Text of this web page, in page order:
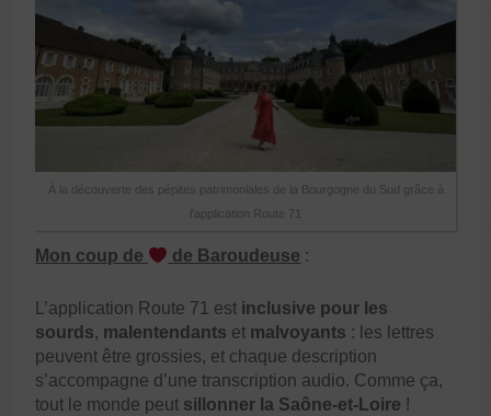
À la découverte des pépites patrimoniales de la Bourgogne du Sud grâce à
l’application Route 71
Mon coup de de Baroudeuse :
L’application Route 71 est inclusive pour les
sourds, malentendants et malvoyants : les lettres
peuvent être grossies, et chaque description
s’accompagne d’une transcription audio. Comme ça,
tout le monde peut sillonner la Saône-et-Loire !